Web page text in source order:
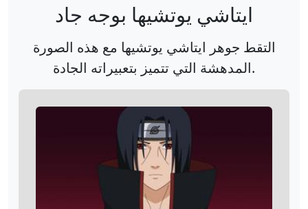
ايتاشي يوتشيها بوجه جاد
التقط جوهر ايتاشي يوتشيها مع هذه الصورة
المدهشة التي تتميز بتعبيراته الجادة.